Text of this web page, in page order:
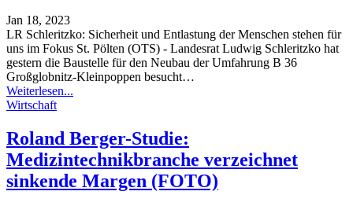
Jan 18, 2023
LR Schleritzko: Sicherheit und Entlastung der Menschen stehen für
uns im Fokus St. Pölten (OTS) - Landesrat Ludwig Schleritzko hat
gestern die Baustelle für den Neubau der Umfahrung B 36
Großglobnitz-Kleinpoppen besucht…
Weiterlesen...
Wirtschaft
Roland Berger-Studie:
Medizintechnikbranche verzeichnet
sinkende Margen (FOTO)